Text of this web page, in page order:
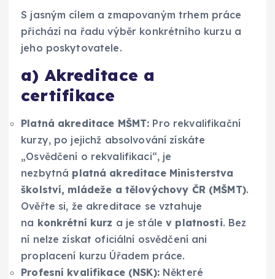
S jasným cílem a zmapovaným trhem práce
přichází na řadu výběr konkrétního kurzu a
jeho poskytovatele.
a) Akreditace a
certifikace
Platná akreditace MŠMT: Pro rekvalifikační
kurzy, po jejichž absolvování získáte
„Osvědčení o rekvalifikaci“, je
nezbytná platná akreditace Ministerstva
školství, mládeže a tělovýchovy ČR (MŠMT).
Ověřte si, že akreditace se vztahuje
na konkrétní kurz a je stálev platnosti. Bez
ní nelze získat oficiální osvědčení ani
proplacení kurzu Úřadem práce.
Profesní kvalifikace (NSK):Některé